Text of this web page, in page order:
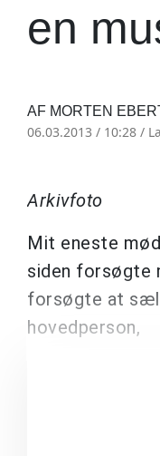
en
AF MORTEN
06.03.2013 / 10:28 /
Arkivfoto
Mit eneste
siden forsøgte
forsøgte at
hovedperson,